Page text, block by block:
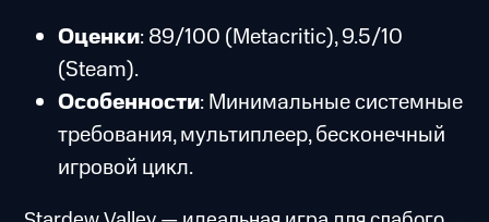
Оценки: 89/100 (Metacritic), 9.5/10
(Steam).
Особенности: Минимальные системные
требования, мультиплеер, бесконечный
игровой цикл.